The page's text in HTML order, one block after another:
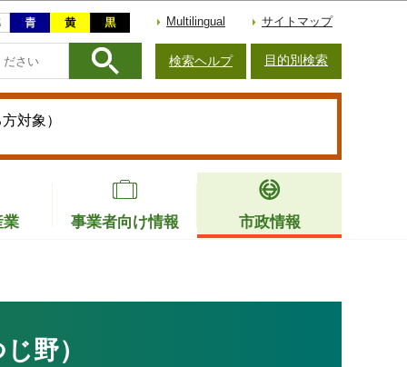
Multilingual サイトマップ
検索ヘルプ 目的別検索
対象）
業 事業者向け情報 市政情報
野）